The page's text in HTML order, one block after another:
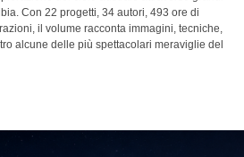
Con 22 progetti, 34 autori, 493 ore di
il volume racconta immagini, tecniche,
alcune delle più spettacolari meraviglie del